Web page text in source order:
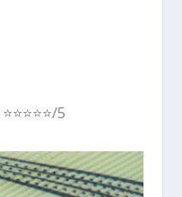
⭐️⭐️⭐️⭐️⭐️/5